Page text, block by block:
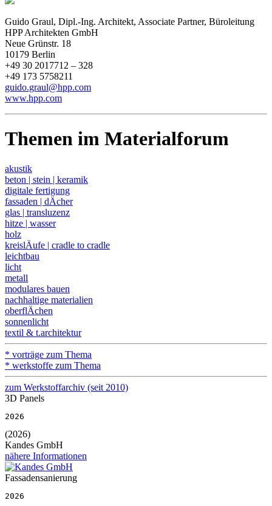
Guido Graul, Dipl.-Ing. Architekt, Associate Partner, Büroleitung
HPP Architekten GmbH
Neue Grünstr. 18
10179 Berlin
+49 30 2017712 – 328
+49 173 5758211
guido.graul@hpp.com
www.hpp.com
Themen im Materialforum
akustik
beton | stein | keramik
digitale fertigung
fassaden | dÄcher
glas | transluzenz
hitze | wasser
holz
kreislÄufe | cradle to cradle
leichtbau
licht
metall
modulares bauen
nachhaltige materialien
oberflÄchen
sonnenlicht
textil & t.architektur
* vorträge zum Thema
* werkstoffe zum Thema
zum Werkstoffarchiv (seit 2010)
3D Panels
2026
(2026)
Kandes GmbH
nähere Informationen
Fassadensanierung
2026